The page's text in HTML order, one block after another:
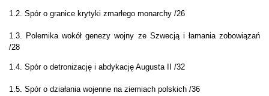
1.2. Spór o granice krytyki zmarłego monarchy /26
1.3. Polemika wokół genezy wojny ze Szwecją i łamania zobowiązań
/28
1.4. Spór o detronizację i abdykację Augusta II /32
1.5. Spór o działania wojenne na ziemiach polskich /36